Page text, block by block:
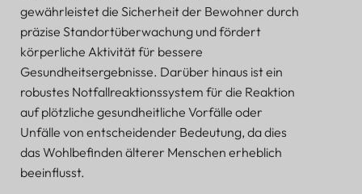
gewährleistet die Sicherheit der Bewohner durch
präzise Standortüberwachung und fördert
körperliche Aktivität für bessere
Gesundheitsergebnisse. Darüber hinaus ist ein
robustes Notfallreaktionssystem für die Reaktion
auf plötzliche gesundheitliche Vorfälle oder
Unfälle von entscheidender Bedeutung, da dies
das Wohlbefinden älterer Menschen erheblich
beeinflusst.